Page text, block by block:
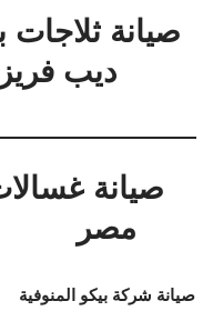
صيانة ثلاجات
ديب
صيانة
مصر
صيانة شركة بيكو المنوفية